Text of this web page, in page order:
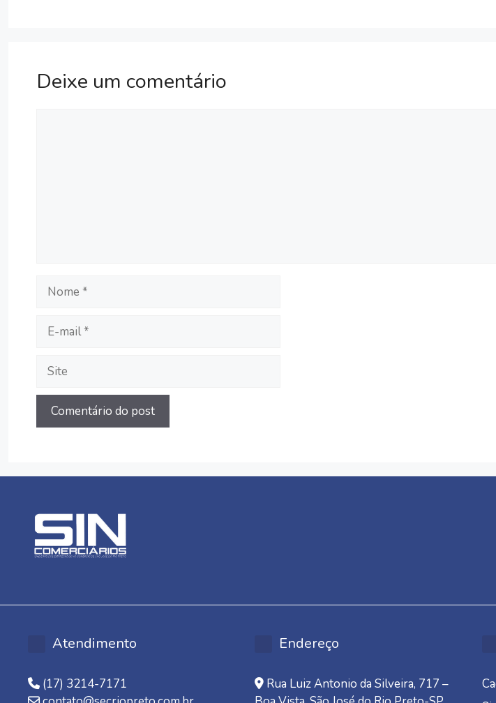
Deixe um comentário
Nome
mail
Site
Atendimento
(17) 3214-7171
Endereço
Rua Luiz Antonio da Silveira, 717 –